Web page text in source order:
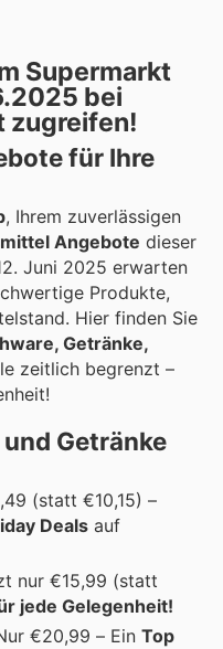
Supermarkt
bei
zugreifen!
für Ihre
, Ihrem zuverlässigen
Angebote dieser
Juni 2025 erwarten
Produkte,
Hier finden Sie
Getränke,
zeitlich begrenzt –
Getränke
(statt €10,15) –
Deals auf
nur €15,99 (statt
jede Gelegenheit!
€20,99 – Ein Top